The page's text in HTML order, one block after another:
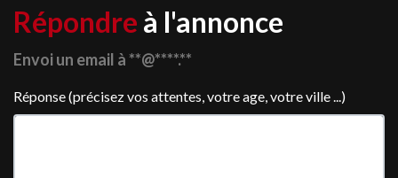
Répondre à l'annonce
Envoi un email à **@****.**
Réponse (précisez vos attentes, votre age, votre ville ...)